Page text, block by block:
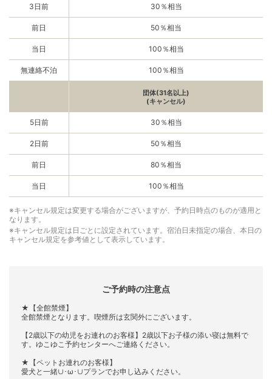
3日前 30％相当
前日 50％相当
当日 100％相当
無連絡不泊 100％相当
団体(31名以上)
(キャンセル)
5日前 30％相当
2日前 50％相当
前日 80％相当
当日 100％相当
※キャンセル規定は変更する場合がございますが、予約日時点のものが適用と
なります。
※キャンセル規定は日ごとに設定されています。宿泊日未指定の場合、本日の
キャンセル規定を参考値として表示しています。
ご予約時の注意点
★【全館禁煙】
全館禁煙となります。喫煙所は玄関外にございます。
【2歳以下の幼児をお連れのお客様】2歳以下お子様の添い寝は無料で
す。ゆこゆこ予約センターへご連絡ください。
★【ペットお連れのお客様】
愛犬と一緒∪･ω･∪プランでお申し込みください。